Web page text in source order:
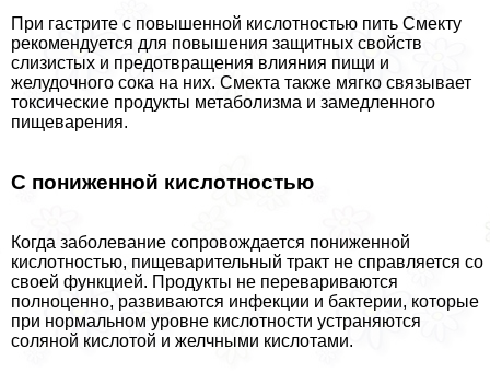
При гастрите с повышенной кислотностью пить Смекту
рекомендуется для повышения защитных свойств
слизистых и предотвращения влияния пищи и
желудочного сока на них. Смекта также мягко связывает
токсические продукты метаболизма и замедленного
пищеварения.
С пониженной кислотностью
Когда заболевание сопровождается пониженной
кислотностью, пищеварительный тpaкт не справляется со
своей функцией. Продукты не перевариваются
полноценно, развиваются инфекции и бактерии, которые
при нормальном уровне кислотности устраняются
соляной кислотой и желчными кислотами.